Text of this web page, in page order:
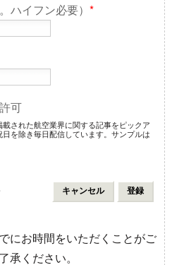
ハイフン必要） *
可
された航空業界に関する記事をピックア
を除き毎日配信しています。サンプルは
にお時間をいただくことがご
承ください。